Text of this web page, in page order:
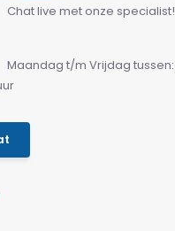
Chat live met onze specialist!
Maandag t/m Vrijdag tussen: